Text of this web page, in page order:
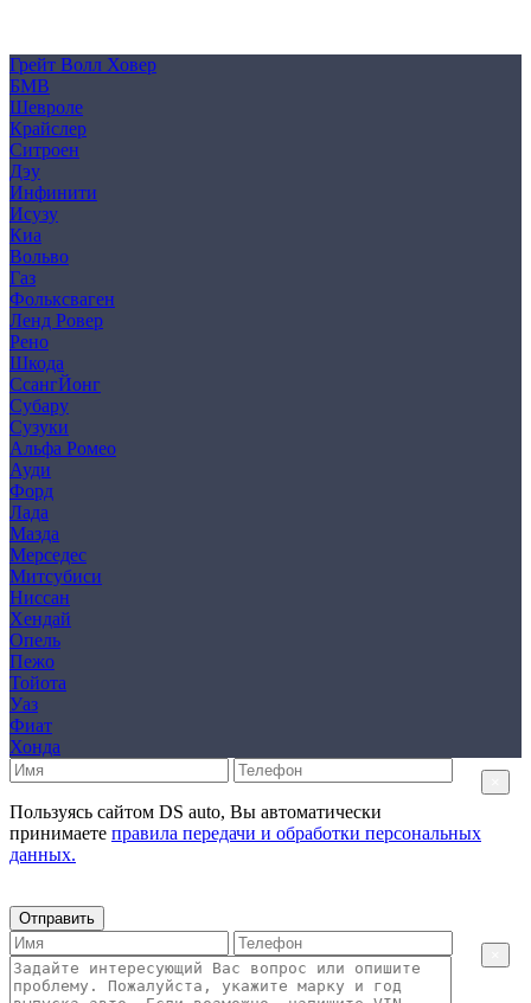
Грейт Волл Ховер
БМВ
Шевроле
Крайслер
Ситроен
Дэу
Инфинити
Исузу
Киа
Вольво
Газ
Фольксваген
Ленд Ровер
Рено
Шкода
СсангЙонг
Субару
Сузуки
Альфа Ромео
Ауди
Форд
Лада
Мазда
Мерседес
Митсубиси
Ниссан
Хендай
Опель
Пежо
Тойота
Уаз
Фиат
Хонда
Пользуясь сайтом DS auto, Вы автоматически
принимаете правила передачи и обработки персональных
данных.
Отправить